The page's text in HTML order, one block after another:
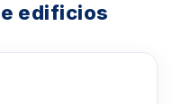
edificios